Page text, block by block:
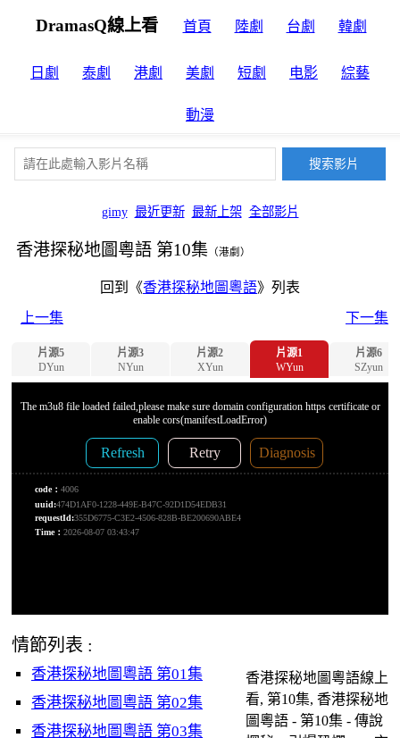
DramasQ線上看 首頁 陸劇 台劇 韓劇
日劇 泰劇 港劇 美劇 短劇 电影 綜藝
動漫
gimy 最近更新 最新上架 全部影片
香港探秘地圖粵語 第10集 （港劇）
回到《香港探秘地圖粵語》列表
上一集
下一集
片源5
DYun
片源3
NYun
片源2
XYun
片源1
WYun
片源6
SZyun
情節列表 :
香港探秘地圖粵語 第01集
香港探秘地圖粵語 第02集
香港探秘地圖粵語 第03集
香港探秘地圖粵語線上
看, 第10集, 香港探秘地
圖粵語 - 第10集 - 傳說